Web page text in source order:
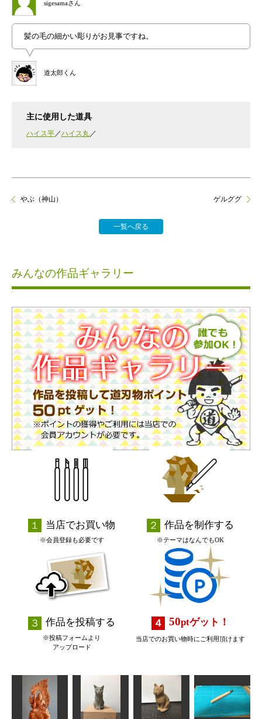
sigesamaさん
道太郎くん
髪の毛の細かい彫りがお見事ですね。
主に使用した道具
ハイス平 ハイス丸
やぶ（神山）
一覧へ戻る
ゲルググ
みんなの作品ギャラリー
当店でお買い物
※会員登録も必要です
作品を制作する
※テーマはなんでもOK
作品を投稿する
※投稿フォームより
アップロード
50ptゲット！
当店でのお買い物時にご利用頂けます